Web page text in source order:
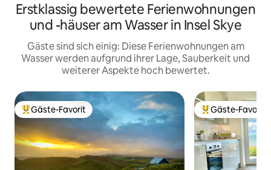
Erstklassig bewertete Ferienwohnungen
und -häuser am Wasser in Insel Skye
Gäste sind sich einig: Diese Ferienwohnungen am
Wasser werden aufgrund ihrer Lage, Sauberkeit und
weiterer Aspekte hoch bewertet.
Beliebter Gäste-Favorit.
Gäste-Favorit Beliebter Gäste-
Gäste-Favorit